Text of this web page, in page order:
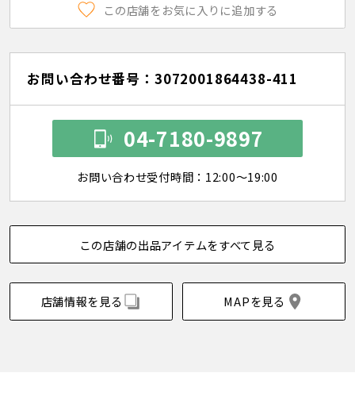
この店舗をお気に入りに追加する
お問い合わせ番号：3072001864438-411
04-7180-9897
お問い合わせ受付時間：12:00～19:00
この店舗の出品アイテムをすべて見る
店舗情報を見る MAPを見る